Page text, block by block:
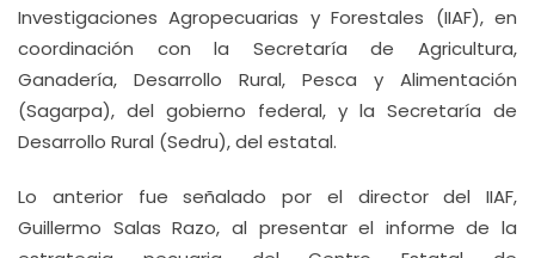
Investigaciones Agropecuarias y Forestales (IIAF), en
coordinación con la Secretaría de Agricultura,
Ganadería, Desarrollo Rural, Pesca y Alimentación
(Sagarpa), del gobierno federal, y la Secretaría de
Desarrollo Rural (Sedru), del estatal.
Lo anterior fue señalado por el director del IIAF,
Guillermo Salas Razo, al presentar el informe de la